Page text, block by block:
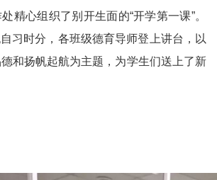
精心组织了别开生面的“开学第一课”。
习时分，各班级德育导师登上讲台，以
和扬帆起航为主题，为学生们送上了新